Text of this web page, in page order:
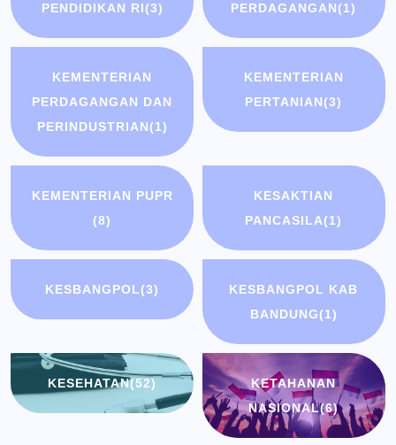
PENDIDIKAN RI(3)
PERDAGANGAN(1)
KEMENTERIAN
PERDAGANGAN DAN
PERINDUSTRIAN(1)
KEMENTERIAN
PERTANIAN(3)
KEMENTERIAN PUPR
(8)
KESAKTIAN
PANCASILA(1)
KESBANGPOL(3)
KESBANGPOL KAB
BANDUNG(1)
KESEHATAN(52)
KETAHANAN
NASIONAL(6)